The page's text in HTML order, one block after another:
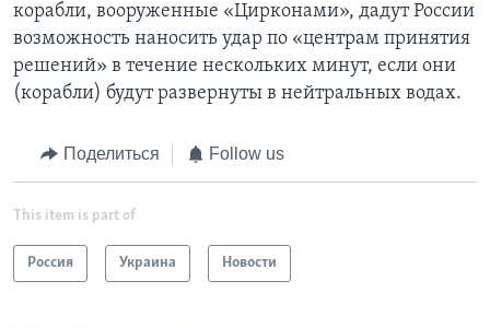
корабли, вооруженные «Цирконами», дадут России
возможность наносить удар по «центрам принятия
решений» в течение нескольких минут, если они
(корабли) будут развернуты в нейтральных водах.
Поделиться Follow us
This item is part of
Россия Украина Новости